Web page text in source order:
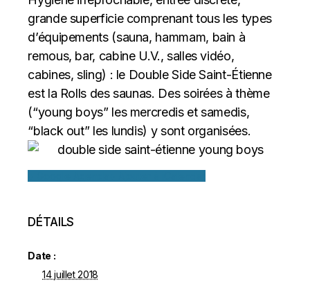
grande superficie comprenant tous les types
d’équipements (sauna, hammam, bain à
remous, bar, cabine U.V., salles vidéo,
cabines, sling) : le Double Side Saint-Étienne
est la Rolls des saunas. Des soirées à thème
(“young boys” les mercredis et samedis,
“black out” les lundis) y sont organisées.
DÉTAILS
Date :
14 juillet 2018